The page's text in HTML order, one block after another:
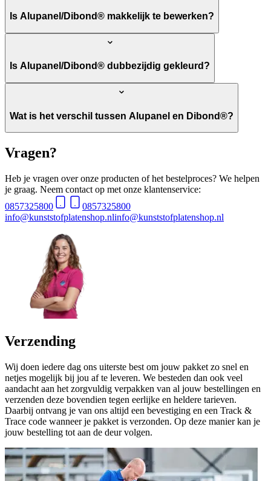
Is Alupanel/Dibond® makkelijk te bewerken?
Is Alupanel/Dibond® dubbezijdig gekleurd?
Wat is het verschil tussen Alupanel en Dibond®?
Vragen?
Heb je vragen over onze producten of het bestelproces? We helpen
je graag. Neem contact op met onze klantenservice:
0857325800
0857325800
info@kunststofplatenshop.nlinfo@kunststofplatenshop.nl
Verzending
Wij doen iedere dag ons uiterste best om jouw pakket zo snel en
netjes mogelijk bij jou af te leveren. We besteden dan ook veel
aandacht aan het zorgvuldig verpakken van al jouw bestellingen en
verzenden deze bovendien tegen eerlijke en heldere tarieven.
Daarbij ontvang je van ons altijd een bevestiging en een Track &
Trace code wanneer je pakket is verzonden. Op deze manier kan je
jouw bestelling tot aan de deur volgen.